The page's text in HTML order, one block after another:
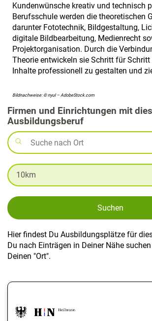
Kundenwünsche kreativ und technisch
Berufsschule werden die theoretischen
darunter Fototechnik, Bildgestaltung,
digitale Bildbearbeitung, Medienrecht
Projektorganisation. Durch die
Theorie entwickeln sie Schritt für
Inhalte professionell zu gestalten und
Bildnachweise: © nyul – AdobeStock.com
Firmen und Einrichtungen mit
Ausbildungsberuf
Suchen
Hier findest Du Ausbildungsplätze für
Du nach Einträgen in Deiner Nähe
Deinen "Ort".